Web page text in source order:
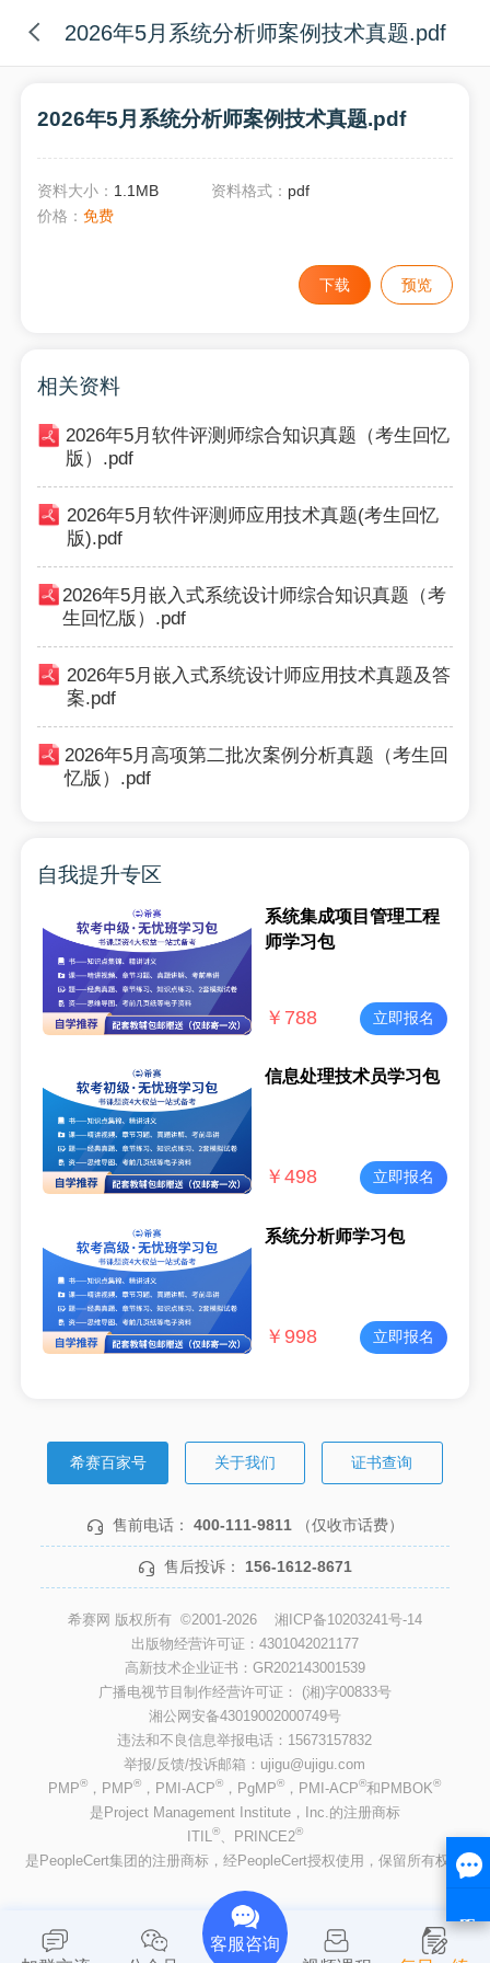
2026年5月系统分析师案例技术真题.pdf
2026年5月系统分析师案例技术真题.pdf
资料大小： 1.1MB 资料格式： pdf
价格：免费
下载 预览
相关资料
2026年5月软件评测师综合知识真题（考生回忆
版）.pdf
2026年5月软件评测师应用技术真题(考生回忆
版).pdf
2026年5月嵌入式系统设计师综合知识真题（考
生回忆版）.pdf
2026年5月嵌入式系统设计师应用技术真题及答
案.pdf
2026年5月高项第二批次案例分析真题（考生回
忆版）.pdf
自我提升专区
系统集成项目管理工程
师学习包
￥ 788 立即报名
信息处理技术员学习包
￥ 498 立即报名
系统分析师学习包
￥ 998 立即报名
希赛百家号 关于我们 证书查询
售前电话： 400-111-9811 （仅收市话费）
售后投诉： 156-1612-8671
希赛网 版权所有 ©2001-2026 湘ICP备10203241号-14
出版物经营许可证：4301042021177
高新技术企业证书：GR202143001539
广播电视节目制作经营许可证： (湘)字00833号
湘公网安备43019002000749号
违法和不良信息举报电话：15673157832
举报/反馈/投诉邮箱：ujigu@ujigu.com
PMP® ，PMP® ，PMI-ACP® ，PgMP® ，PMI-ACP®和PMBOK®
是Project Management Institute，Inc.的注册商标
ITIL®、PRINCE2®
是PeopleCert集团的注册商标，经PeopleCert授权使用，保留所有权利
客服咨询